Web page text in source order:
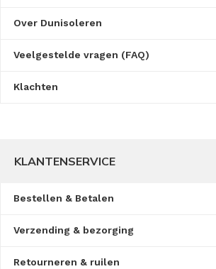
Over Dunisoleren
Veelgestelde vragen (FAQ)
Klachten
KLANTENSERVICE
Bestellen & Betalen
Verzending & bezorging
Retourneren & ruilen